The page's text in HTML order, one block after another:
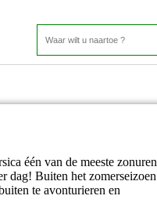
één van de meeste zonuren
dag! Buiten het zomerseizoen
te avonturieren en